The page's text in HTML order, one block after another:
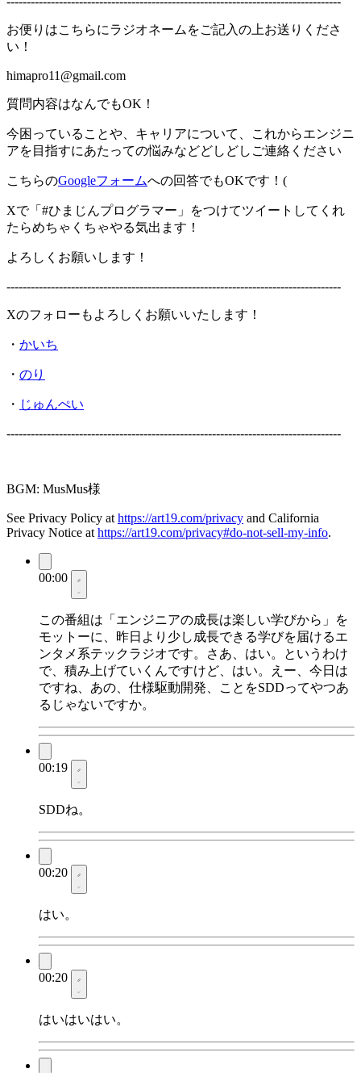
お便りはこちらにラジオネームをご記入の上お送りくださ
い！
himapro11@gmail.com
質問内容はなんでもOK！
今困っていることや、キャリアについて、これからエンジニ
アを目指すにあたっての悩みなどどしどしご連絡ください
こちらのGoogleフォームへの回答でもOKです！(
Xで「#ひまじんプログラマー」をつけてツイートしてくれ
たらめちゃくちゃやる気出ます！
よろしくお願いします！
-----------------------------------------------------------------------------------
Xのフォローもよろしくお願いいたします！
・ かいち
・ のり
・ じゅんぺい
-----------------------------------------------------------------------------------
BGM: MusMus様
See Privacy Policy at https://art19.com/privacy and California
Privacy Notice at https://art19.com/privacy#do-not-sell-my-info.
00:00
この番組は「エンジニアの成長は楽しい学びから」を
モットーに、昨日より少し成長できる学びを届けるエ
ンタメ系テックラジオです。さあ、はい。というわけ
で、積み上げていくんですけど、はい。えー、今日は
ですね、あの、仕様駆動開発、ことをSDDってやつあ
るじゃないですか。
00:19
SDDね。
00:20
はい。
00:20
はいはいはい。